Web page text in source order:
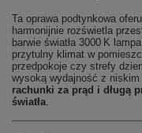
Ta oprawa podtynkowa
harmonijnie rozświetla
barwie światła 3000 K
przytulny klimat w
przedpokoje czy strefy
wysoką wydajność z
rachunki za prąd i długą
światła.